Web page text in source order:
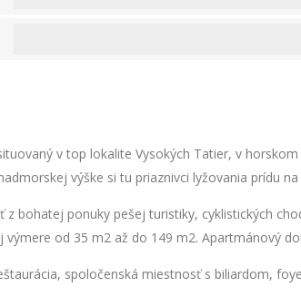
v top lokalite Vysokých Tatier, v
výške si tu priaznivci lyžovania prídu
bohatej ponuky pešej turistiky, cyklistických
od 35 m2 až do 149 m2. Apartmánový
spoločenská miestnosť s biliardom,